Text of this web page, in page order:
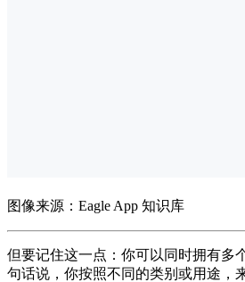
图像来源：Eagle App 知识库
但要记住这一点：你可以同时拥有多
句话说，你按照不同的类别或用途，